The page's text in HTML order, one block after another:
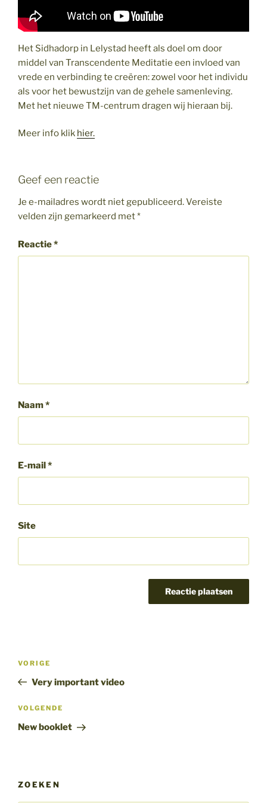
Het Sidhadorp in Lelystad heeft als doel om door
middel van Transcendente Meditatie een invloed van
vrede en verbinding te creëren: zowel voor het individu
als voor het bewustzijn van de gehele samenleving.
Met het nieuwe TM-centrum dragen wij hieraan bij.
Meer info klik hier.
Geef een reactie
Je e-mailadres wordt niet gepubliceerd.Vereiste
velden zijn gemarkeerd met*
Reactie*
Naam*
E-mail*
Site
Vorig
bericht
VORIGE
Very important video
Volgend
bericht
VOLGENDE
New booklet
ZOEKEN